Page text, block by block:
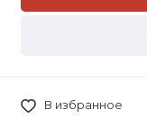
В избранное